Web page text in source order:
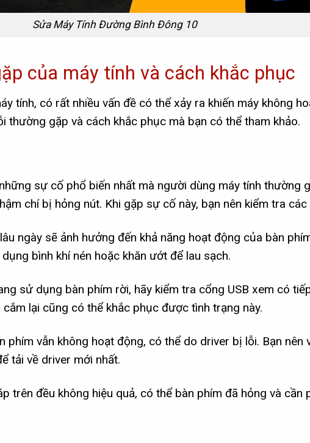
Sửa Máy Tính Đường Bình Đông 10
của máy tính và cách khắc phục
tính, có rất nhiều vấn đề có thể xảy ra khiến máy không
thường gặp và cách khắc phục mà bạn có thể tham khảo.
sự cố phổ biến nhất mà người dùng máy tính thường
chí bị hỏng nút. Khi gặp sự cố này, bạn nên kiểm tra các
ngày sẽ ảnh hưởng đến khả năng hoạt động của bàn
bình khí nén hoặc khăn ướt để lau sạch.
sử dụng bàn phím rời, hãy kiểm tra cổng USB xem có
lại cũng có thể khắc phục được tình trạng này.
phím vẫn không hoạt động, có thể do driver bị lỗi. Bạn nên
tải về driver mới nhất.
trên đều không hiệu quả, có thể bàn phím đã hỏng và cần